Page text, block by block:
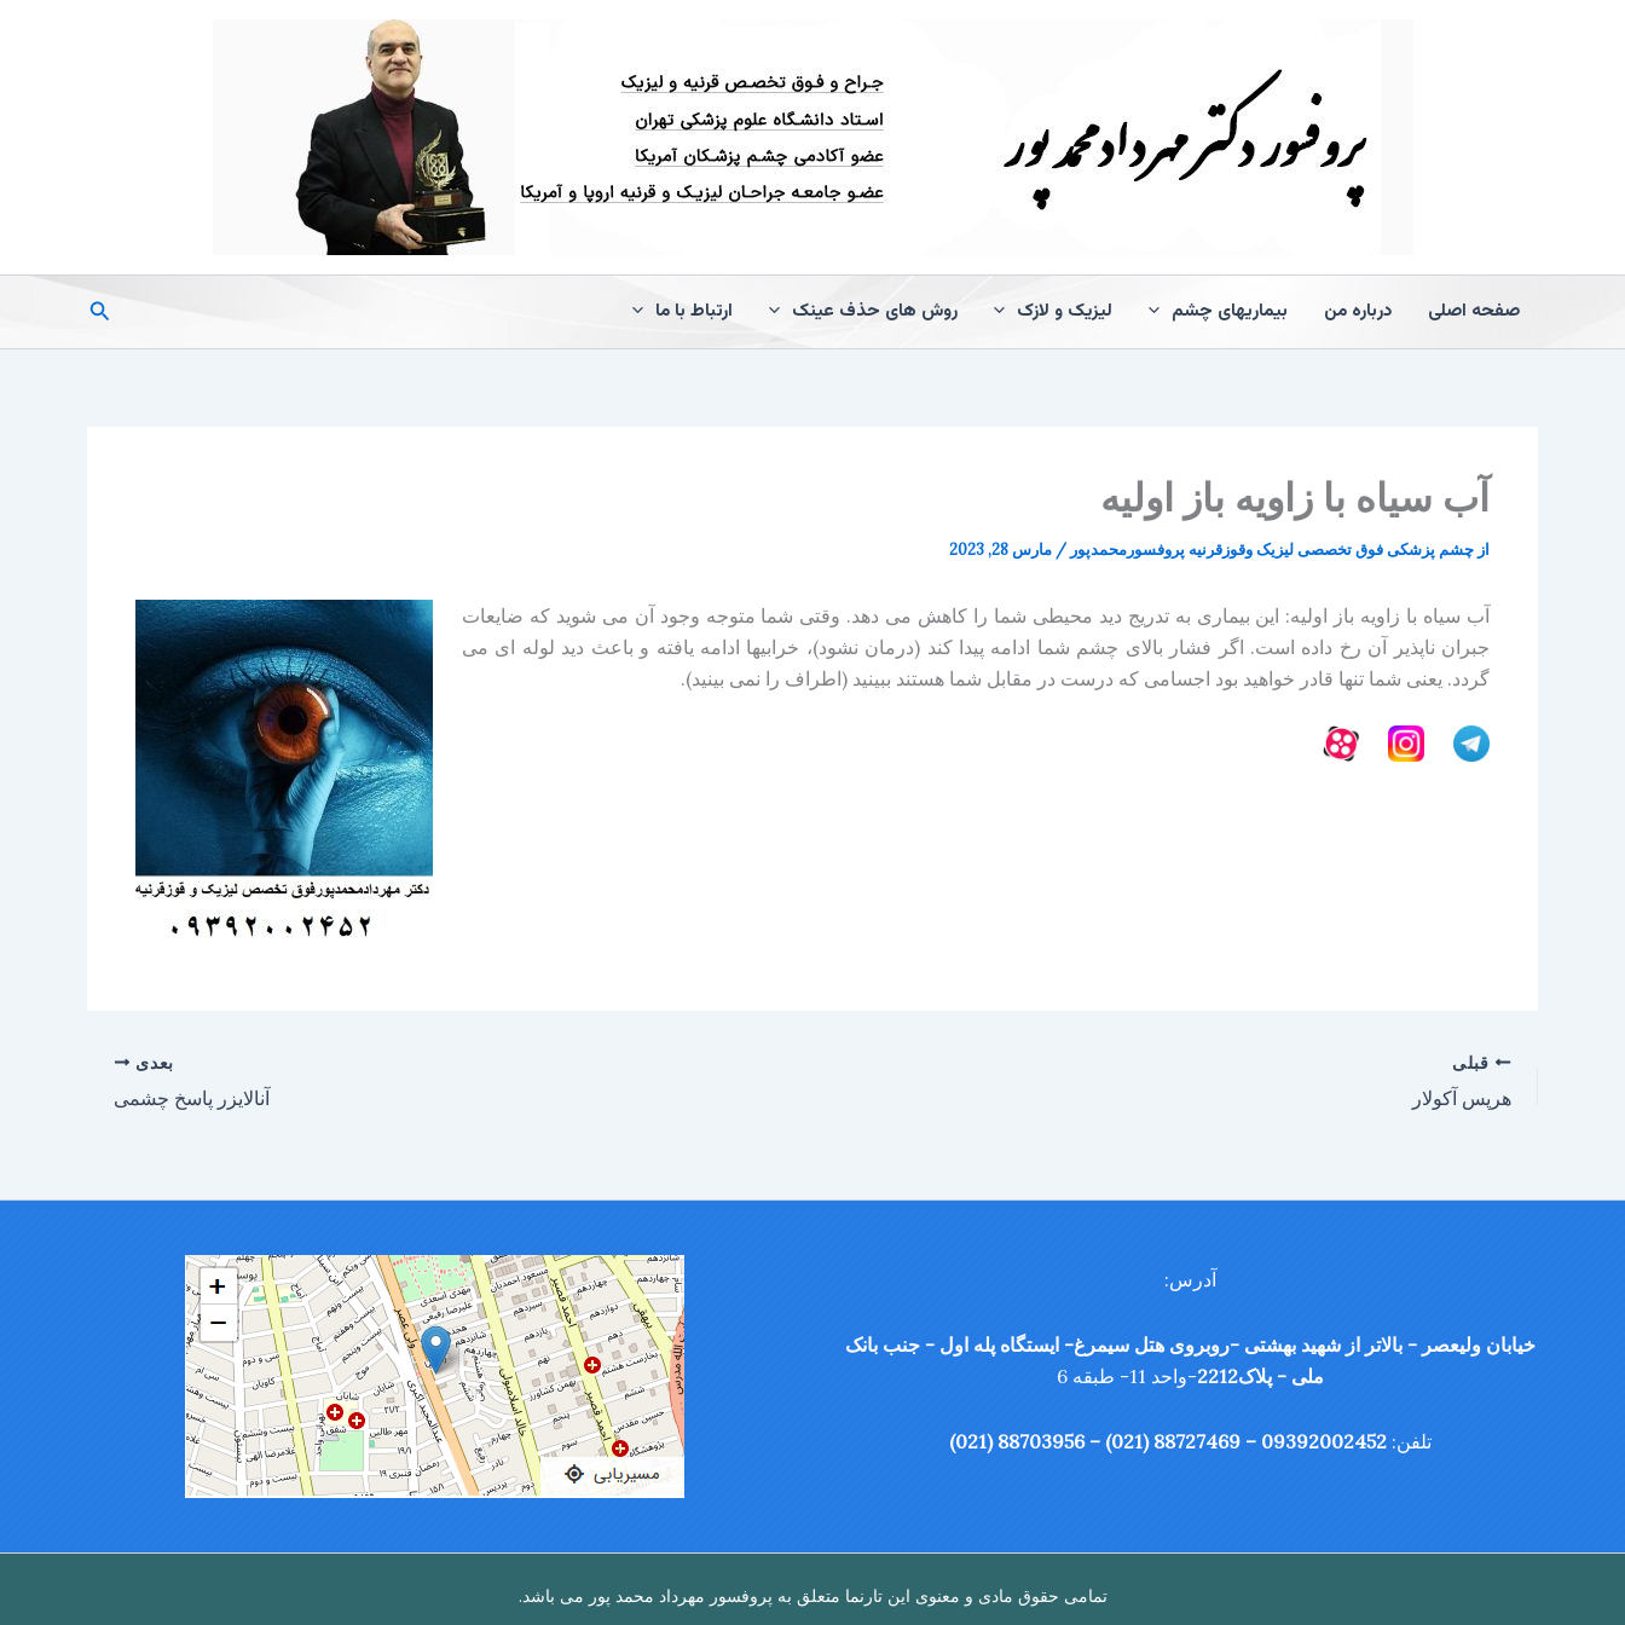
صفحه اصلی درباره من بیماریهای چشم لیزیک و لازک روش های حذف عینک ارتباط با ما جستجو
آب سیاه با زاویه باز اولیه
از چشم پزشکی فوق تخصصی لیزیک وقوزقرنیه پروفسورمحمدپور / مارس 28, 2023
آب سیاه با زاویه باز اولیه: این بیماری به تدریج دید محیطی شما را کاهش می دهد. وقتی شما متوجه وجود آن می شوید که ضایعات
جبران ناپذیر آن رخ داده است. اگر فشار بالای چشم شما ادامه پیدا کند (درمان نشود)، خرابیها ادامه یافته و باعث دید لوله ای می
گردد. یعنی شما تنها قادر خواهید بود اجسامی که درست در مقابل شما هستند ببینید (اطراف را نمی بینید).
قبلی
هرپس آکولار
بعدی
آنالایزر پاسخ چشمی
آدرس:
خیابان ولیعصر - بالاتر از شهید بهشتی -روبروی هتل سیمرغ- ایستگاه پله اول - جنب بانک
ملی - پلاک2212
-واحد 11- طبقه 6
تلفن: 09392002452 – 88727469 (021) – 88703956 (021)
تمامی حقوق مادی و معنوی این تارنما متعلق به پروفسور مهرداد محمد پور می باشد.